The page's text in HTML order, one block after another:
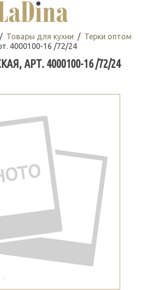
Товары для кухни
Терки оптом
4000100-16 /72/24
АРТ. 4000100-16 /72/24